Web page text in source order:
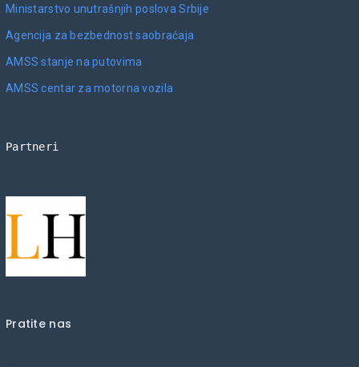
Ministarstvo unutrašnjih poslova Srbije
Agencija za bezbednost saobraćaja
AMSS stanje na putovima
AMSS centar za motorna vozila
Partneri
Pratite nas